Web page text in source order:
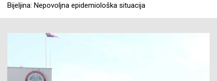
Bijeljina: Nepovoljna epidemiološka situacija